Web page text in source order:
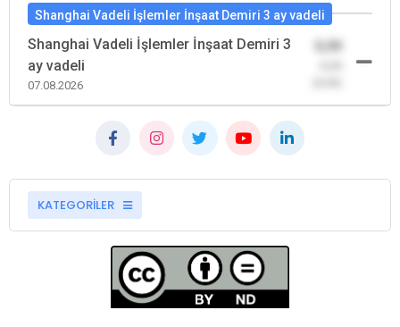
Shanghai Vadeli İşlemler İnşaat Demiri 3 ay vadeli
Shanghai Vadeli İşlemler İnşaat Demiri 3
ay vadeli
07.08.2026
KATEGORİLER